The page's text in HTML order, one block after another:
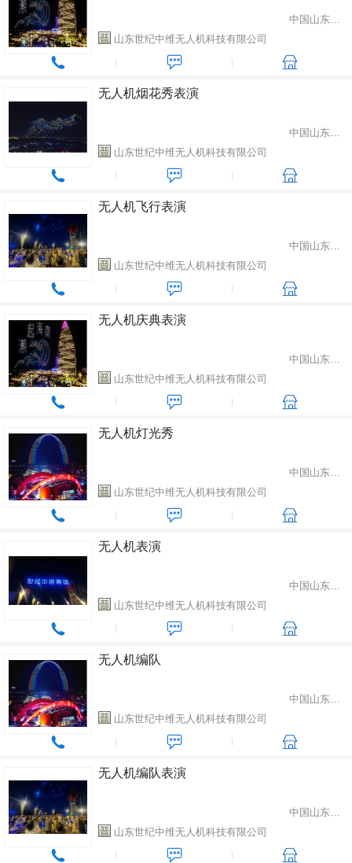
中国山东省潍坊市
山东世纪中维无人机科技有限公司
无人机烟花秀表演
中国山东省潍坊市
山东世纪中维无人机科技有限公司
无人机飞行表演
中国山东省潍坊市
山东世纪中维无人机科技有限公司
无人机庆典表演
中国山东省潍坊市
山东世纪中维无人机科技有限公司
无人机灯光秀
中国山东省潍坊市
山东世纪中维无人机科技有限公司
无人机表演
中国山东省潍坊市
山东世纪中维无人机科技有限公司
无人机编队
中国山东省潍坊市
山东世纪中维无人机科技有限公司
无人机编队表演
中国山东省潍坊市
山东世纪中维无人机科技有限公司